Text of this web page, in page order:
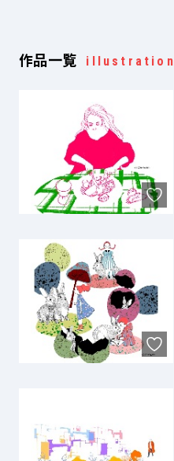
作品一覧 illustration